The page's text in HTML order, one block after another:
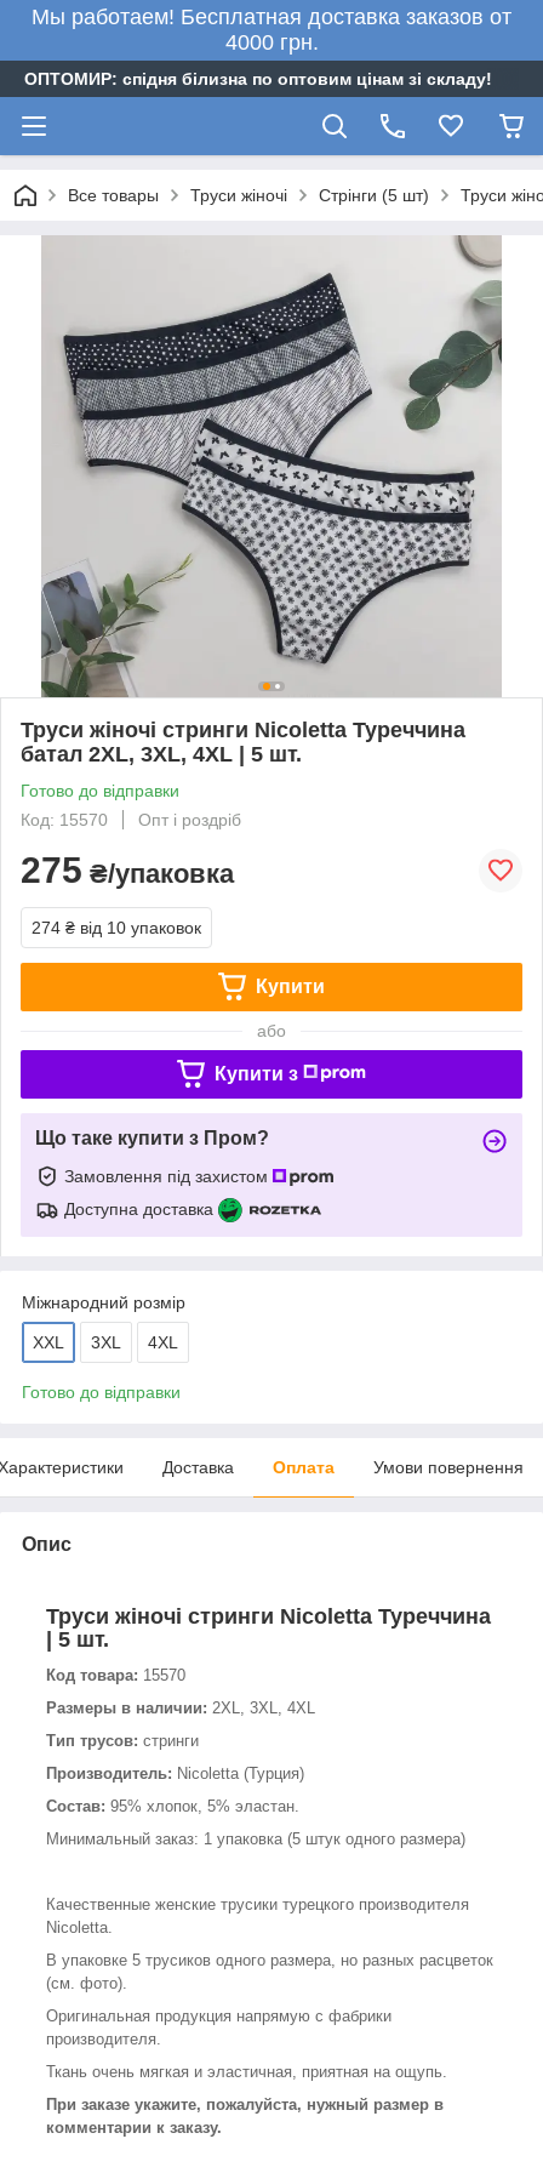
Мы работаем! Бесплатная доставка заказов от
4000 грн.
ОПТОМИР: спідня білизна по оптовим цінам зі складу!
Все товары Труси жіночі Стрінги (5 шт) Труси
Труси жіночі стринги Nicoletta Туреччина
батал 2XL, 3XL, 4XL | 5 шт.
Готово до відправки
Код: 15570
Опт і роздріб
275 ₴/упаковка
274 ₴ від 10 упаковок
Купити
або
Купити з
Що таке купити з Пром?
Замовлення під захистом
Доступна доставка
Міжнародний розмір
XXL 3XL 4XL
Готово до відправки
Доставка Оплата Умови повернення
Опис
Труси жіночі стринги Nicoletta Туреччина
| 5 шт.
Код товара: 15570
Размеры в наличии: 2XL, 3XL, 4XL
Тип трусов: стринги
Производитель: Nicoletta (Турция)
Состав: 95% хлопок, 5% эластан.
Минимальный заказ: 1 упаковка (5 штук одного размера)
Качественные женские трусики турецкого производителя
Nicoletta.
В упаковке 5 трусиков одного размера, но разных расцветок
(см. фото).
Оригинальная продукция напрямую с фабрики
производителя.
Ткань очень мягкая и эластичная, приятная на ощупь.
При заказе укажите, пожалуйста, нужный размер в
комментарии к заказу.